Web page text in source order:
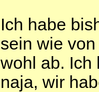
Ich habe
sein wie
wohl ab. Ich
naja, wir